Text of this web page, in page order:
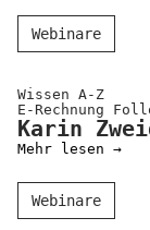
FREELENS
Webinare
Wissen A-Z
E-Rechnung
Karin
Mehr lesen →
Webinare